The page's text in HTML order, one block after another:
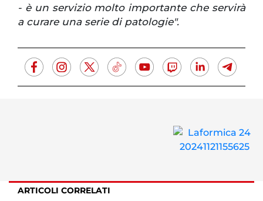
- è un servizio molto importante che servirà
a curare una serie di patologie".
ARTICOLI CORRELATI